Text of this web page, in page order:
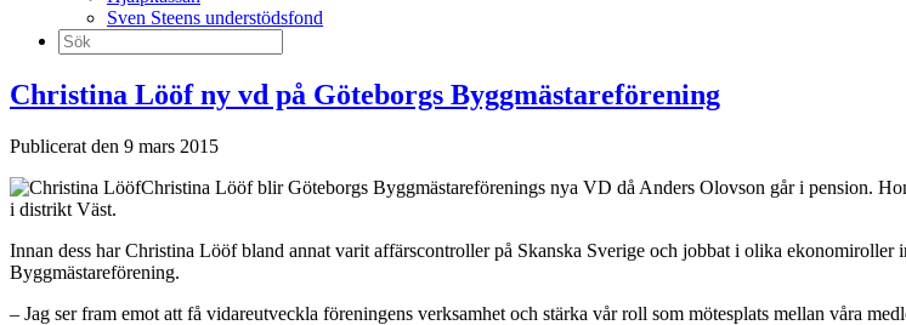
Sven Steens understödsfond
Sök
efter:
Christina Lööf ny vd på Göteborgs Byggmästareförening
Publicerat den 9 mars 2015
Christina Lööf blir Göteborgs Byggmästareförenings nya VD då Anders Olovson går i pension.
i distrikt Väst.
Innan dess har Christina Lööf bland annat varit affärscontroller på Skanska Sverige och jobbat i olika
Byggmästareförening.
– Jag ser fram emot att få vidareutveckla föreningens verksamhet och stärka vår roll som mötesplats mellan våra